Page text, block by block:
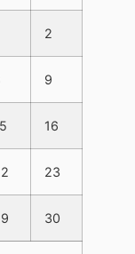
2
9
16
23
30